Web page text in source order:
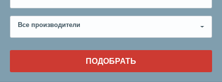
Все производители
ПОДОБРАТЬ